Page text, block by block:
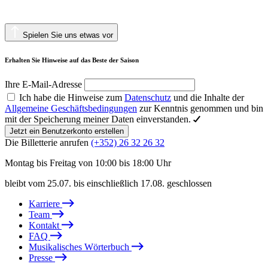
Spielen Sie uns etwas vor
Erhalten Sie Hinweise auf das Beste der Saison
Ihre E-Mail-Adresse
Ich habe die Hinweise zum Datenschutz und die Inhalte der
Allgemeine Geschäftsbedingungen zur Kenntnis genommen und bin
mit der Speicherung meiner Daten einverstanden.
Jetzt ein Benutzerkonto erstellen
Die Billetterie anrufen (+352) 26 32 26 32
Montag bis Freitag von 10:00 bis 18:00 Uhr
bleibt vom 25.07. bis einschließlich 17.08. geschlossen
Karriere
Team
Kontakt
FAQ
Musikalisches Wörterbuch
Presse